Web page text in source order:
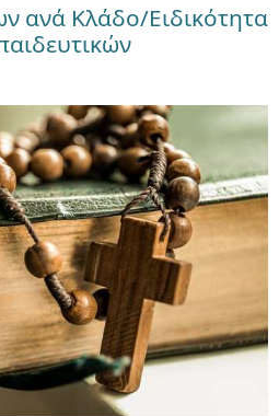
ανά Κλάδο/Ειδικότητα